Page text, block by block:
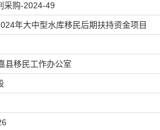
采购-2024-49
年大中型水库移民后期扶持资金项目
县移民工作办公室